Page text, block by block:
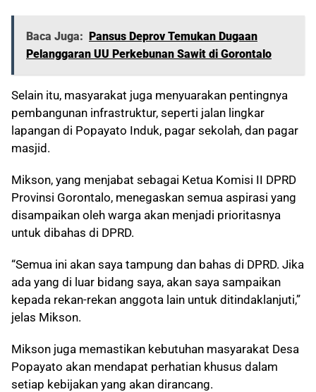
Baca Juga: Pansus Deprov Temukan Dugaan
Pelanggaran UU Perkebunan Sawit di Gorontalo
Selain itu, masyarakat juga menyuarakan pentingnya
pembangunan infrastruktur, seperti jalan lingkar
lapangan di Popayato Induk, pagar sekolah, dan pagar
masjid.
Mikson, yang menjabat sebagai Ketua Komisi II DPRD
Provinsi Gorontalo, menegaskan semua aspirasi yang
disampaikan oleh warga akan menjadi prioritasnya
untuk dibahas di DPRD.
“Semua ini akan saya tampung dan bahas di DPRD. Jika
ada yang di luar bidang saya, akan saya sampaikan
kepada rekan-rekan anggota lain untuk ditindaklanjuti,”
jelas Mikson.
Mikson juga memastikan kebutuhan masyarakat Desa
Popayato akan mendapat perhatian khusus dalam
setiap kebijakan yang akan dirancang.